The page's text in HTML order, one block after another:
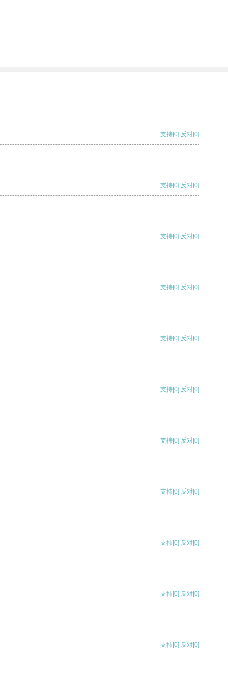
支持[0] 反对[0]
支持[0] 反对[0]
支持[0] 反对[0]
支持[0] 反对[0]
支持[0] 反对[0]
支持[0] 反对[0]
支持[0] 反对[0]
支持[0] 反对[0]
支持[0] 反对[0]
支持[0] 反对[0]
支持[0] 反对[0]